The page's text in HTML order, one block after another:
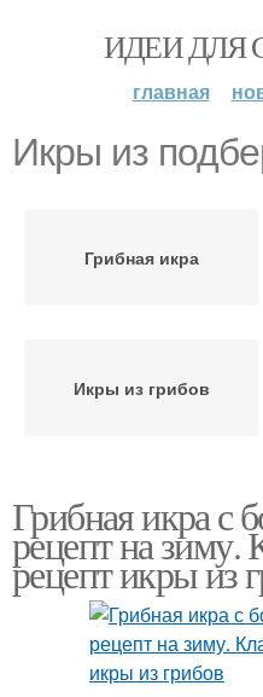
ИДЕИ ДЛЯ
главная
Икры из
Грибная икра
Икры из грибов
Икры с морковью
Икра из
подберезовиков
Грибная икра с
рецепт на зиму.
рецепт икры из